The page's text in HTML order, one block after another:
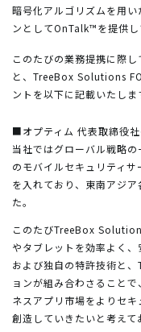
暗号化アルゴリズムを用
ンとしてOnTalk™を提供し
このたびの業務提携に際
と、TreeBox Solutions
ントを以下に記載いたしま
■オプティム 代表取締役
当社ではグローバル戦略
のモバイルセキュリティ
を入れており、東南アジ
た。
このたびTreeBox
やタブレットを効率よく
および独自の特許技術と
ョンが組み合わさること
ネスアプリ市場をよりセ
創造していきたいと考えて